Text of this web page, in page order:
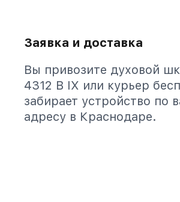
Заявка и доставка
Вы привозите духовой
4312 B IX или курьер
забирает устройство по
адресу в Краснодаре.